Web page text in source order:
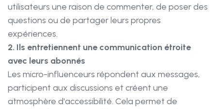
utilisateurs une raison de commenter, de poser des
questions ou de partager leurs propres
expériences.
2. Ils entretiennent une communication étroite
avec leurs abonnés
Les micro-influenceurs répondent aux messages,
participent aux discussions et créent une
atmosphère d'accessibilité. Cela permet de